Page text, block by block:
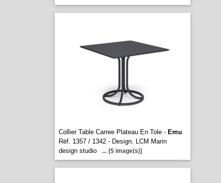
Collier Table Carree Plateau En Tole - Emu
Réf. 1357 / 1342 - Design. LCM Marin
design studio
... [5 image(s)]